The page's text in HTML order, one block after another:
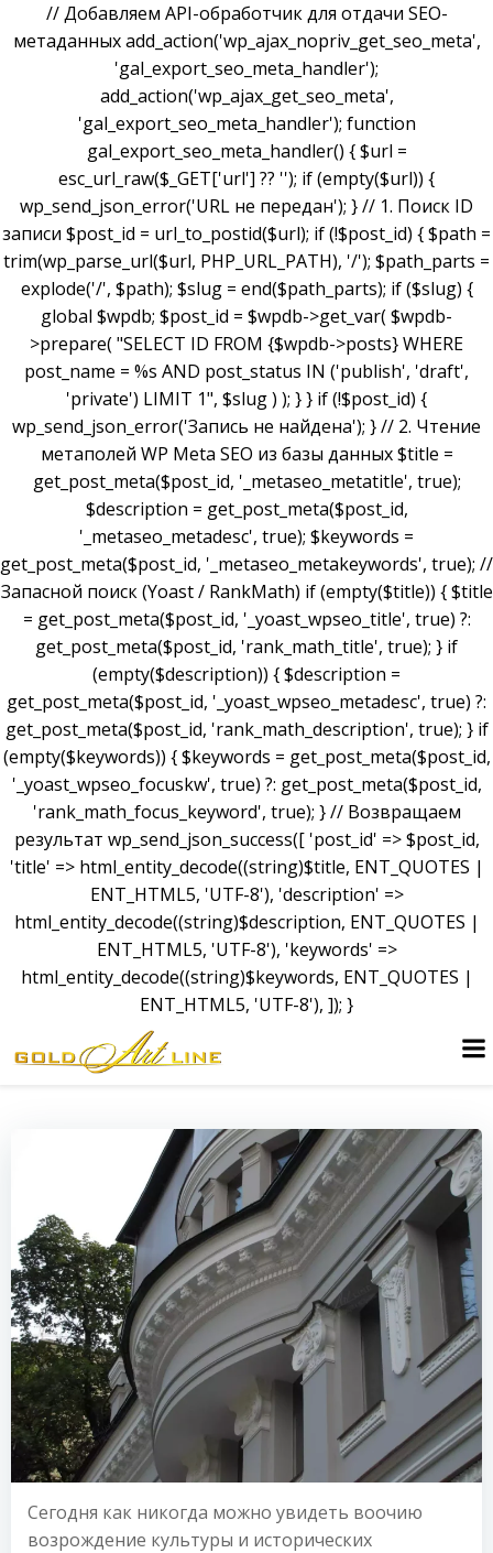
// Добавляем API-обработчик для отдачи SEO-
метаданных add_action('wp_ajax_nopriv_get_seo_meta',
'gal_export_seo_meta_handler');
add_action('wp_ajax_get_seo_meta',
'gal_export_seo_meta_handler'); function
gal_export_seo_meta_handler() { $url =
esc_url_raw($_GET['url'] ?? ''); if (empty($url)) {
wp_send_json_error('URL не передан'); } // 1. Поиск ID
записи $post_id = url_to_postid($url); if (!$post_id) { $path =
trim(wp_parse_url($url, PHP_URL_PATH), '/'); $path_parts =
explode('/', $path); $slug = end($path_parts); if ($slug) {
global $wpdb; $post_id = $wpdb->get_var( $wpdb-
>prepare( "SELECT ID FROM {$wpdb->posts} WHERE
post_name = %s AND post_status IN ('publish', 'draft',
'private') LIMIT 1", $slug ) ); } } if (!$post_id) {
wp_send_json_error('Запись не найдена'); } // 2. Чтение
метаполей WP Meta SEO из базы данных $title =
get_post_meta($post_id, '_metaseo_metatitle', true);
$description = get_post_meta($post_id,
'_metaseo_metadesc', true); $keywords =
get_post_meta($post_id, '_metaseo_metakeywords', true); //
Запасной поиск (Yoast / RankMath) if (empty($title)) { $title
= get_post_meta($post_id, '_yoast_wpseo_title', true) ?:
get_post_meta($post_id, 'rank_math_title', true); } if
(empty($description)) { $description =
get_post_meta($post_id, '_yoast_wpseo_metadesc', true) ?:
get_post_meta($post_id, 'rank_math_description', true); } if
(empty($keywords)) { $keywords = get_post_meta($post_id,
'_yoast_wpseo_focuskw', true) ?: get_post_meta($post_id,
'rank_math_focus_keyword', true); } // Возвращаем
результат wp_send_json_success([ 'post_id' => $post_id,
'title' => html_entity_decode((string)$title, ENT_QUOTES |
ENT_HTML5, 'UTF-8'), 'description' =>
html_entity_decode((string)$description, ENT_QUOTES |
ENT_HTML5, 'UTF-8'), 'keywords' =>
html_entity_decode((string)$keywords, ENT_QUOTES |
ENT_HTML5, 'UTF-8'), ]); }
Сегодня как никогда можно увидеть воочию
возрождение культуры и исторических